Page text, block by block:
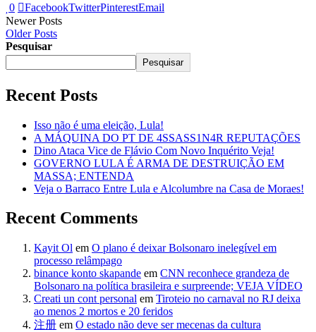
0
FacebookTwitterPinterestEmail
Newer Posts
Older Posts
Pesquisar
Pesquisar
Recent Posts
Isso não é uma eleição, Lula!
A MÁQUINA DO PT DE 4SSASS1N4R REPUTAÇÕES
Dino Ataca Vice de Flávio Com Novo Inquérito Veja!
GOVERNO LULA É ARMA DE DESTRUIÇÃO EM
MASSA; ENTENDA
Veja o Barraco Entre Lula e Alcolumbre na Casa de Moraes!
Recent Comments
Kayit Ol em O plano é deixar Bolsonaro inelegível em
processo relâmpago
binance konto skapande em CNN reconhece grandeza de
Bolsonaro na política brasileira e surpreende; VEJA VÍDEO
Creati un cont personal em Tiroteio no carnaval no RJ deixa
ao menos 2 mortos e 20 feridos
注册 em O estado não deve ser mecenas da cultura